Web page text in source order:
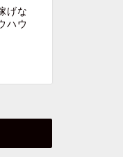
げな
ハウ